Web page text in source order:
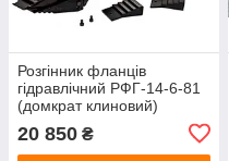
Розгінник фланців
гідравлічний РФГ-14-6-81
(домкрат клиновий)
20 850 ₴